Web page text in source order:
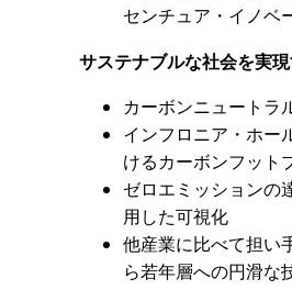
センチュア・イノベ
サステナブルな社会を実
カーボンニュートラ
インフロニア・ホー
けるカーボンフット
ゼロエミッションの
用した可視化
他産業に比べて担い
ら若年層への円滑な